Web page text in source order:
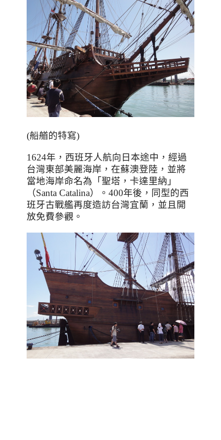
(船艏的特寫)
1624年，西班牙人航向日本途中，經過
台灣東部美麗海岸，在蘇澳登陸，並將
當地海岸命名為「聖塔，卡達里納」
（Santa Catalina）。 400年後，同型的西
班牙古戰艦再度造訪台灣宜蘭，並且開
放免費參觀。